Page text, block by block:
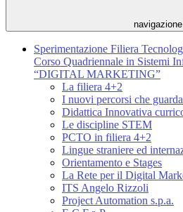
navigazione
Sperimentazione Filiera
Corso Quadriennale in Sistemi
“DIGITAL MARKETING”
La filiera 4+2
I nuovi percorsi che
Didattica Innovativa
Le discipline STEM
PCTO in filiera 4+2
Lingue straniere ed
Orientamento e Stages
La Rete per il Digital
ITS Angelo Rizzoli
Project Automation s.p.a.